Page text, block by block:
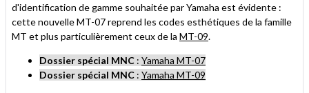
d'identification de gamme souhaitée par Yamaha est évidente :
cette nouvelle MT-07 reprend les codes esthétiques de la famille
MT et plus particulièrement ceux de la MT-09.
Dossier spécial MNC : Yamaha MT-07
Dossier spécial MNC : Yamaha MT-09